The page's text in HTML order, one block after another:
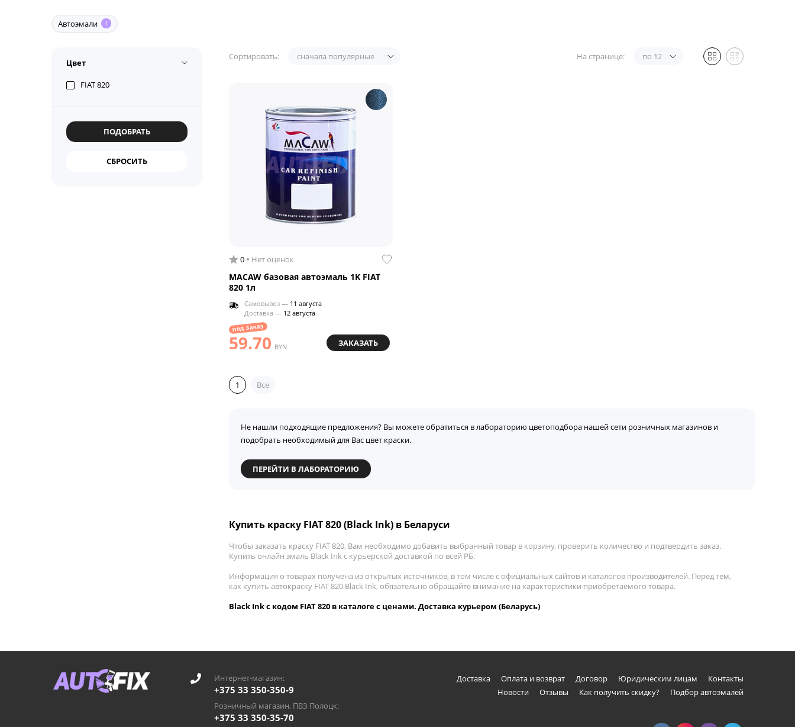
Автоэмали 1
Цвет
FIAT 820
Сортировать: сначала популярные На странице: по 12
0 Нет оценок
MACAW базовая автоэмаль 1K FIAT
820 1л
Самовывоз — 11 августа
Доставка — 12 августа
под заказ
59.70 BYN ЗАКАЗАТЬ
1 Все
Не нашли подходящие предложения? Вы можете обратиться в лабораторию цветоподбора нашей сети розничных магазинов и
подобрать необходимый для Вас цвет краски.
ПЕРЕЙТИ В ЛАБОРАТОРИЮ
Купить краску FIAT 820 (Black Ink) в Беларуси
Чтобы заказать краску FIAT 820, Вам необходимо добавить выбранный товар в корзину, проверить количество и подтвердить заказ.
Купить онлайн эмаль Black Ink с курьерской доставкой по всей РБ.
Информация о товарах получена из открытых источников, в том числе с официальных сайтов и каталогов производителей. Перед тем,
как купить автокраску FIAT 820 Black Ink, обязательно обращайте внимание на характеристики приобретаемого товара.
Black Ink с кодом FIAT 820 в каталоге с ценами. Доставка курьером (Беларусь)
Интернет-магазин:
+375 33 350-350-9
Розничный магазин, ПВЗ Полоцк:
+375 33 350-35-70
Доставка Оплата и возврат Договор Юридическим лицам
Контакты
Новости
Отзывы Как получить скидку? Подбор автоэмалей